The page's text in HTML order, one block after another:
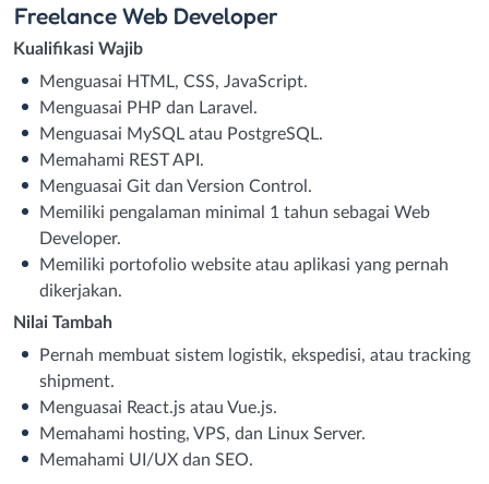
Freelance Web Developer
Kualifikasi Wajib
Menguasai HTML, CSS, JavaScript.
Menguasai PHP dan Laravel.
Menguasai MySQL atau PostgreSQL.
Memahami REST API.
Menguasai Git dan Version Control.
Memiliki pengalaman minimal 1 tahun sebagai Web
Developer.
Memiliki portofolio website atau aplikasi yang pernah
dikerjakan.
Nilai Tambah
Pernah membuat sistem logistik, ekspedisi, atau tracking
shipment.
Menguasai React.js atau Vue.js.
Memahami hosting, VPS, dan Linux Server.
Memahami UI/UX dan SEO.